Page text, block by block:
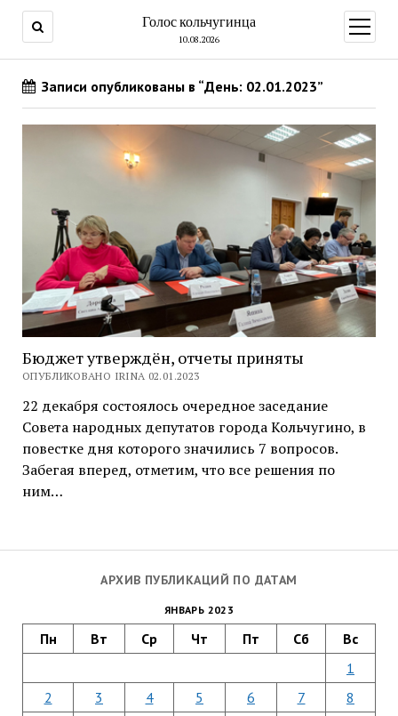
Голос кольчугинца
10.08.2026
меню
АРХИВ ПУБЛИКАЦИЙ ПО ДАТАМ
ЯНВАРЬ 2023
Пн Вт Ср Чт Пт Сб Вс
1
2
3 4 5 6 7
8
Записи опубликованы в “День: 02.01.2023”
Бюджет утверждён, отчеты приняты
ОПУБЛИКОВАНО IRINA 02.01.2023
22 декабря состоялось очередное заседание
Совета народных депутатов города Кольчугино, в
повестке дня которого значились 7 вопросов.
Забегая вперед, отметим, что все решения по
ним…